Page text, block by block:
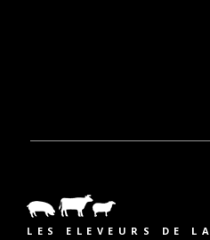
LES ELEVEURS DE LA